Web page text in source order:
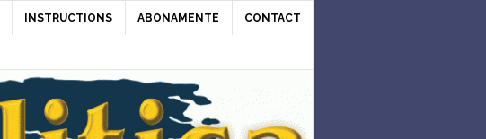
INSTRUCTIONS ABONAMENTE CONTACT